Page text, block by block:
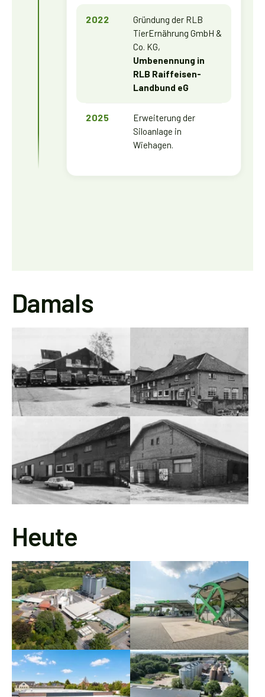
2022
Gründung der RLB
TierErnährung GmbH &
Co. KG,
Umbenennung in
RLB Raiffeisen-
Landbund eG
2025
Erweiterung der
Siloanlage in
Wiehagen.
Damals
Heute